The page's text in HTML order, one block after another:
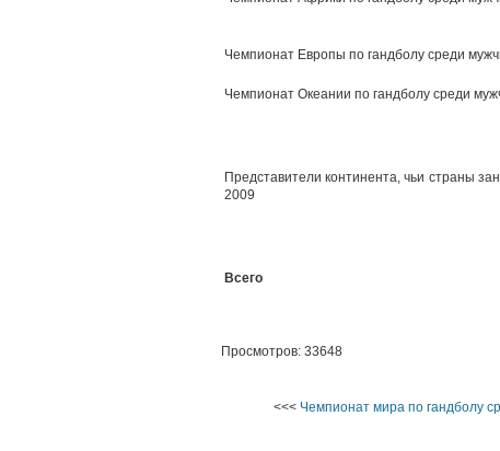
Чемпионат Европы по гандболу среди
Чемпионат Океании по гандболу среди
Представители континента, чьи страны
2009
Всего
Просмотров: 33648
<<< Чемпионат мира по гандболу